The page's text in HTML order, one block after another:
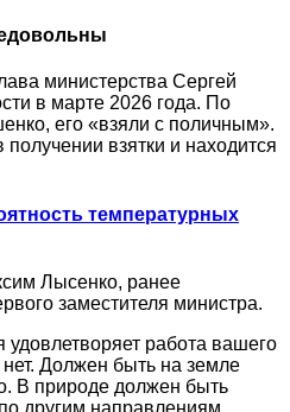
министерства Сергей
в марте 2026 года. По
его «взяли с поличным».
взятки и находится
температурных
Лысенко, ранее
заместителя министра.
удовлетворяет работа вашего
Должен быть на земле
В природе должен быть
другим направлениям